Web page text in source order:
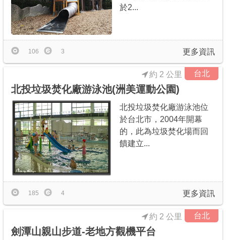
於2...
更多資訊
106 3
台北
北投垃圾焚化廠游泳池(洲美運動公園)
約 2 公里
北投垃圾焚化廠游泳池位
於台北市，2004年開幕
的，此為垃圾焚化場而回
饋建立...
更多資訊
185 4
台北
劍潭山親山步道-老地方觀機平台
約 2 公里